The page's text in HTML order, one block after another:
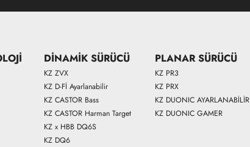
DİNAMİK SÜRÜCÜ
KZ ZVX
KZ D-Fİ Ayarlanabilir
KZ CASTOR Bass
KZ CASTOR Harman Target
KZ x HBB DQ6S
KZ DQ6
PLANAR SÜRÜCÜ
KZ PR3
KZ PRX
KZ DUONIC AYARLANABİLİR
KZ DUONIC GAMER